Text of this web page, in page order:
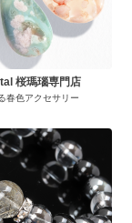
桜瑪瑙専門店
春色アクセサリー